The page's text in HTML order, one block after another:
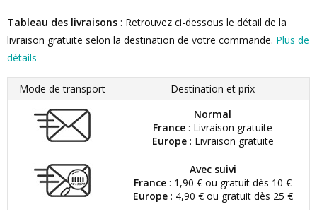
Tableau des livraisons : Retrouvez ci-dessous le détail de la
livraison gratuite selon la destination de votre commande. Plus de
détails
Mode de transport
Destination et prix
Normal
France : Livraison gratuite
Europe: Livraison gratuite
Avec suivi
France : 1,90 € ou gratuit dès 10 €
Europe: 4,90 € ou gratuit dès 25 €